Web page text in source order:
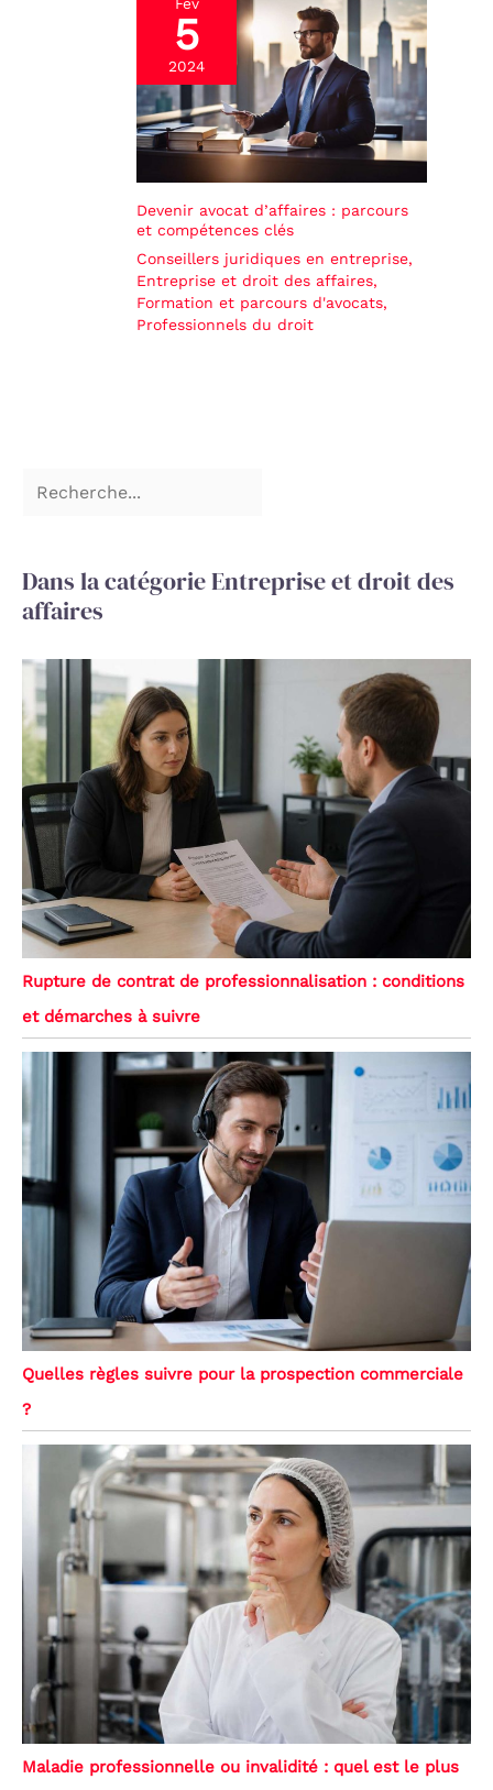
5
2024
Devenir avocat d’affaires : parcours
et compétences clés
Conseillers juridiques en entreprise,
Entreprise et droit des affaires,
Formation et parcours d'avocats,
Professionnels du droit
Dans la catégorie Entreprise et droit des
affaires
Rupture de contrat de professionnalisation : conditions
et démarches à suivre
Quelles règles suivre pour la prospection commerciale
?
Maladie professionnelle ou invalidité : quel est le plus